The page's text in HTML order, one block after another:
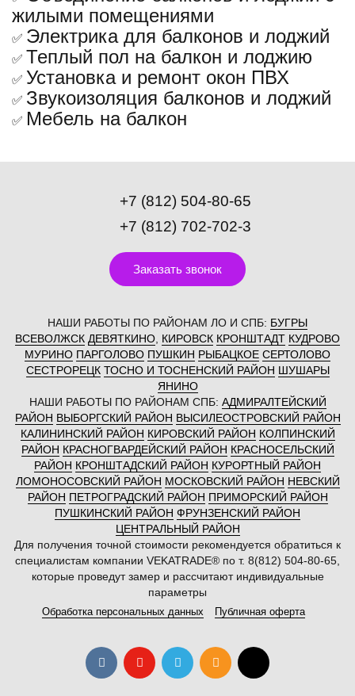
жилыми помещениями
✅ Электрика для балконов и лоджий
✅ Теплый пол на балкон и лоджию
✅ Установка и ремонт окон ПВХ
✅ Звукоизоляция балконов и лоджий
✅ Мебель на балкон
+7 (812) 504-80-65
+7 (812) 702-702-3
Заказать звонок
НАШИ РАБОТЫ ПО РАЙОНАМ ЛО И СПБ: БУГРЫ
ВСЕВОЛЖСК ДЕВЯТКИНО КИРОВСК КРОНШТАДТ КУДРОВО
МУРИНО ПАРГОЛОВО ПУШКИН РЫБАЦКОЕ СЕРТОЛОВО
СЕСТРОРЕЦК ТОСНО И ТОСНЕНСКИЙ РАЙОН ШУШАРЫ
ЯНИНО
НАШИ РАБОТЫ ПО РАЙОНАМ СПБ: АДМИРАЛТЕЙСКИЙ
РАЙОН ВЫБОРГСКИЙ РАЙОН ВЫСИЛЕОСТРОВСКИЙ РАЙОН
КАЛИНИНСКИЙ РАЙОН КИРОВСКИЙ РАЙОН КОЛПИНСКИЙ
РАЙОН КРАСНОГВАРДЕЙСКИЙ РАЙОН КРАСНОСЕЛЬСКИЙ
РАЙОН КРОНШТАДСКИЙ РАЙОН КУРОРТНЫЙ РАЙОН
ЛОМОНОСОВСКИЙ РАЙОН МОСКОВСКИЙ РАЙОН НЕВСКИЙ
РАЙОН ПЕТРОГРАДСКИЙ РАЙОН ПРИМОРСКИЙ РАЙОН
ПУШКИНСКИЙ РАЙОН ФРУНЗЕНСКИЙ РАЙОН
ЦЕНТРАЛЬНЫЙ РАЙОН
Для получения точной стоимости рекомендуется обратиться к
специалистам компании VEKATRADE® по т. 8(812) 504-80-65,
которые проведут замер и рассчитают индивидуальные
параметры
Обработка персональных данных Публичная оферта